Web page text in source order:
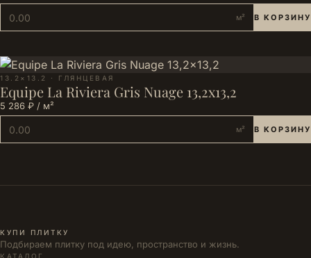
м² В КОРЗИНУ
13.2×13.2 · ГЛЯНЦЕВАЯ
Equipe La Riviera Gris Nuage 13,2x13,2
5 286 ₽ / м²
м² В КОРЗИНУ
КУПИ ПЛИТКУ
Подбираем плитку под идею, пространство и жизнь.
КАТАЛОГ